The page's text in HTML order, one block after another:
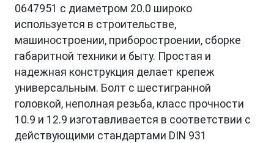
0647951 с диаметром 20.0 широко
используется в строительстве,
машиностроении, приборостроении, сборке
габаритной техники и быту. Простая и
надежная конструкция делает крепеж
универсальным. Болт с шестигранной
головкой, неполная резьба, класс прочности
10.9 и 12.9 изготавливается в соответствии с
действующими стандартами DIN 931